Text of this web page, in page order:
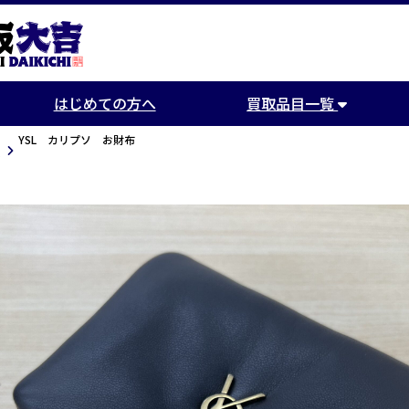
はじめての方へ 買取品目一覧
YSL カリプソ お財布